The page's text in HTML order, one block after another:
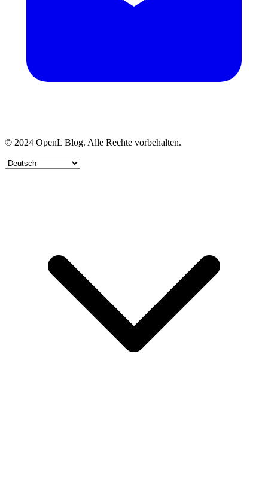
© 2024 OpenL Blog. Alle Rechte vorbehalten.